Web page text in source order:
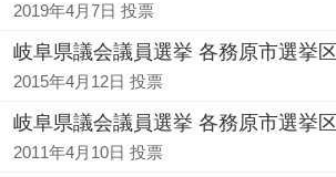
2019年4月7日 投票
岐阜県議会議員選挙 各務原市選挙区
2015年4月12日 投票
岐阜県議会議員選挙 各務原市選挙区
2011年4月10日 投票